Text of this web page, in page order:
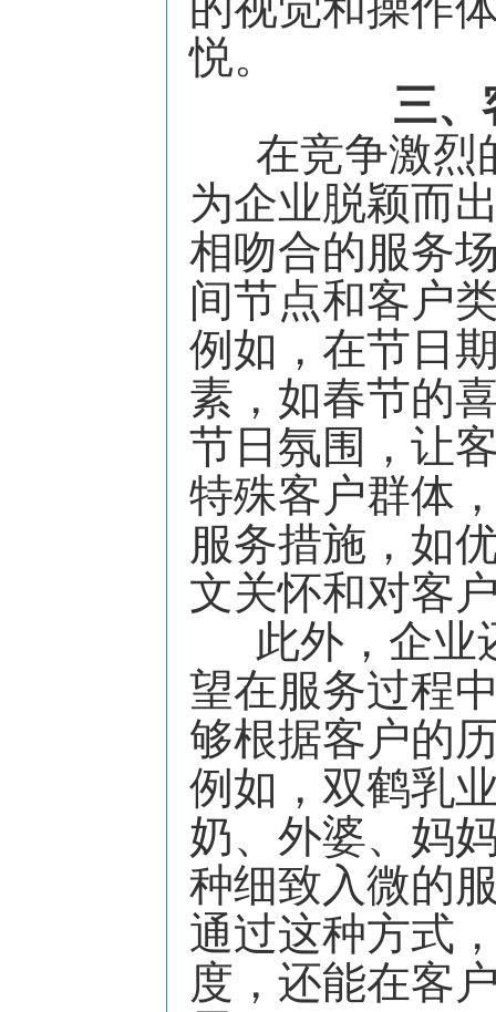
悦。
三、
在竞争激烈
为企业脱颖而
相吻合的服务
间节点和客户
例如，在节日
素，如春节的
节日氛围，让
特殊客户群体
服务措施，如
文关怀和对客
此外，企业
望在服务过程
够根据客户的
例如，双鹤乳
奶、外婆、妈
种细致入微的
通过这种方式
度，还能在客